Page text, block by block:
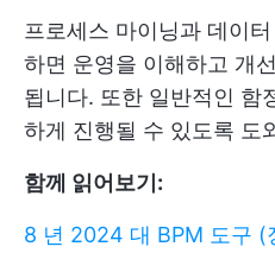
프로세스 마이닝과 데이
하면 운영을 이해하고 개
됩니다. 또한 일반적인 함
하게 진행될 수 있도록 도
함께 읽어보기:
8 년 2024 대 BPM 도구 (